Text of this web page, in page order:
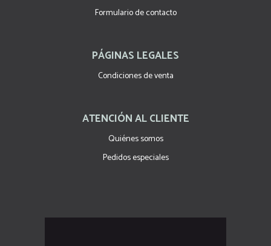
Formulario de contacto
PÁGINAS LEGALES
Condiciones de venta
ATENCIÓN AL CLIENTE
Quiénes somos
Pedidos especiales